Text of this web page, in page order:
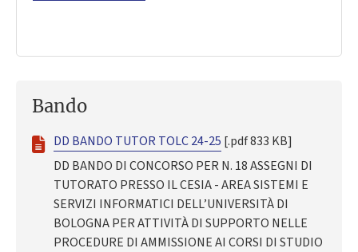
Bando
DD BANDO TUTOR TOLC 24-25 [.pdf 833 KB]
DD BANDO DI CONCORSO PER N. 18 ASSEGNI DI
TUTORATO PRESSO IL CESIA - AREA SISTEMI E
SERVIZI INFORMATICI DELL’UNIVERSITÀ DI
BOLOGNA PER ATTIVITÀ DI SUPPORTO NELLE
PROCEDURE DI AMMISSIONE AI CORSI DI STUDIO